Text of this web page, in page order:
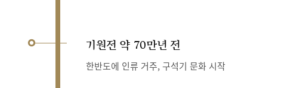
기원전 약 70만년 전
한반도에 인류 거주, 구석기 문화 시작